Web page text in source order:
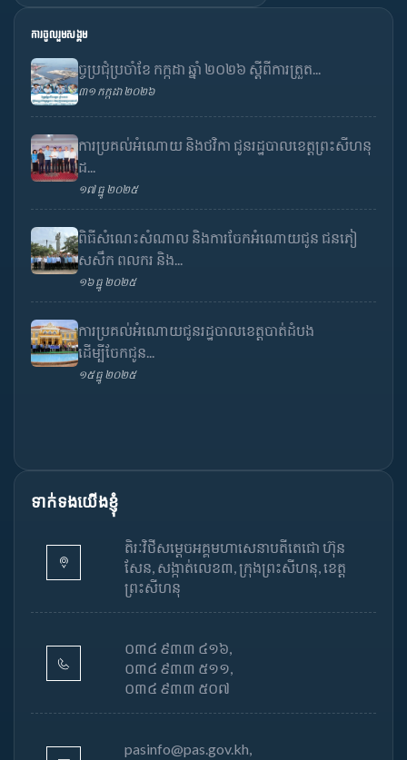
ការចូលរួមសង្គម
ច្ចប្រជុំប្រចាំខែ កក្កដា ឆ្នាំ ២០២៦ ស្តីពីការត្រួត...
៣១ កក្កដា ២០២៦
ការប្រគល់អំណោយ និងថវិកា ជូនរដ្ឋបាលខេត្តព្រះសីហនុ
ដ...
១៧ ធ្នូ ២០២៥
ពិធីសំណេះសំណាល និងការចែកអំណោយជូន ជនភៀ
សសឹក ពលករ និង...
១៦ ធ្នូ ២០២៥
ការប្រគល់អំណោយជូនរដ្ឋបាលខេត្តបាត់ដំបង
ដើម្បីចែកជូន...
១៥ ធ្នូ ២០២៥
ទាក់ទងយើងខ្ញុំ
តិរៈវិថីសម្តេចអគ្គមហាសេនាបតីតេជោ ហ៊ុន
សែន, សង្កាត់លេខ៣, ក្រុងព្រះសីហនុ, ខេត្ត
ព្រះសីហនុ
០៣៤ ៩៣៣ ៤១៦,
០៣៤ ៩៣៣ ៥១១,
០៣៤ ៩៣៣ ៥០៧
pasinfo@pas.gov.kh,